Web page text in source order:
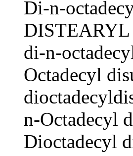
Di-n-
di-n-
Octadecyl
n-Octadecyl
Dioctadecyl